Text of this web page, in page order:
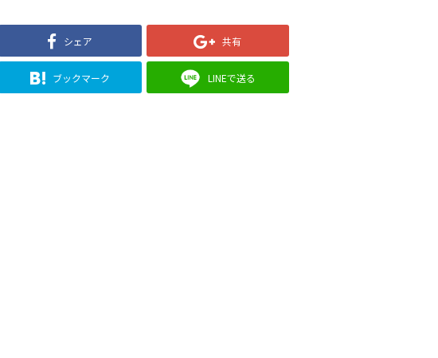
シェア 共有
ブックマーク LINEで送る